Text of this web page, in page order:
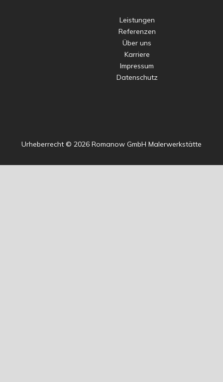
Leistungen
Referenzen
Über uns
Karriere
Impressum
Datenschutz
Urheberrecht © 2026 Romanow GmbH Malerwerkstätte